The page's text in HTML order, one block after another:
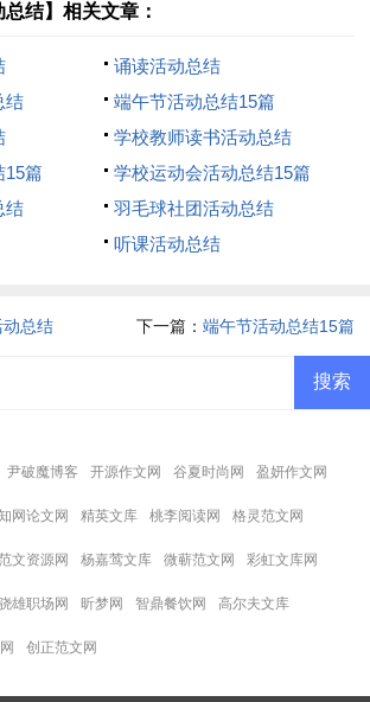
总结】相关文章：
诵读活动总结
结
端午节活动总结15篇
学校教师读书活动总结
15篇
学校运动会活动总结15篇
结
羽毛球社团活动总结
听课活动总结
总结 下一篇： 端午节活动总结15篇
尹破魔博客 开源作文网 谷夏时尚网 盈妍作文网
网论文网 精英文库 桃李阅读网 格灵范文网
文资源网 杨嘉莺文库 微蕲范文网 彩虹文库网
雄职场网 昕梦网 智鼎餐饮网 高尔夫文库
创正范文网